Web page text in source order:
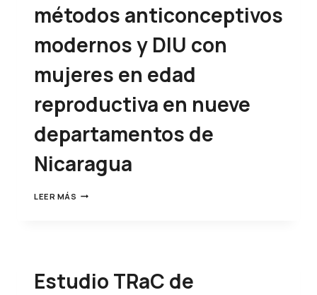
métodos anticonceptivos
modernos y DIU con
mujeres en edad
reproductiva en nueve
departamentos de
Nicaragua
LEER MÁS
Estudio TRaC de